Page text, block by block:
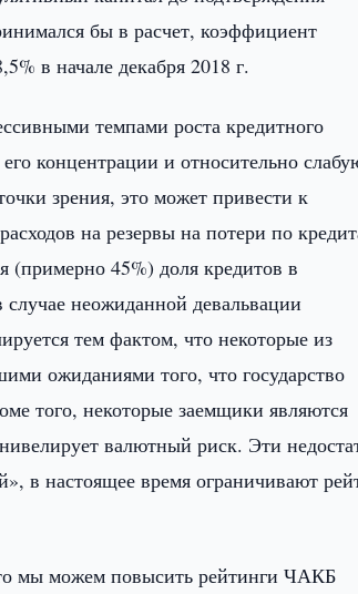
бы в расчет, коэффициент
в начале декабря 2018 г.
темпами роста кредитного
концентрации и относительно
зрения, это может привести к
на резервы на потери по
(примерно 45%) доля кредитов в
неожиданной девальвации
тем фактом, что некоторые из
ожиданиями того, что государство
того, некоторые заемщики являются
валютный риск. Эти
в настоящее время ограничивают
мы можем повысить рейтинги ЧАКБ